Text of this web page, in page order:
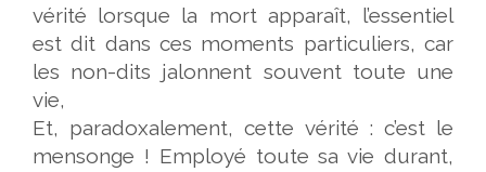
vérité lorsque la mort apparaît, l’essentiel
est dit dans ces moments particuliers, car
les non-dits jalonnent souvent toute une
vie,
Et, paradoxalement, cette vérité : c’est le
mensonge ! Employé toute sa vie durant,